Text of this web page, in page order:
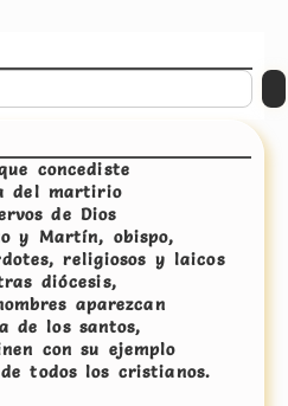
concediste
del martirio
de Dios
y Martín, obispo,
religiosos y laicos
diócesis,
aparezcan
de los santos,
con su ejemplo
todos los cristianos.